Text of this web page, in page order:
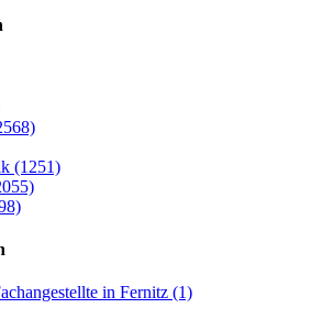
(1251)
in Fernitz (1)